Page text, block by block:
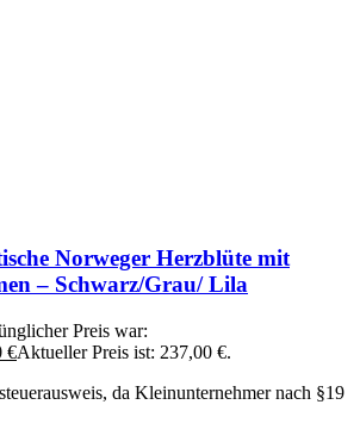
Norweger Herzblüte mit
– Schwarz/Grau/ Lila
Preis war:
€Aktueller Preis ist: 237,00 €.
da Kleinunternehmer nach §19